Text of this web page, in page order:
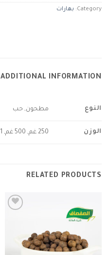
Category: بهارات
ADDITIONAL INFORMATION
النوع مطحون, حب
الوزن 250 غم, 500 غم, 1 كيلو
RELATED PRODUCTS